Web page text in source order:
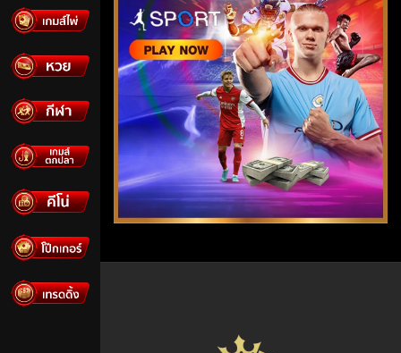
โปรโมชั่น
กิจกรรม
เข้าสู่ระบบ
ใบเซอร์